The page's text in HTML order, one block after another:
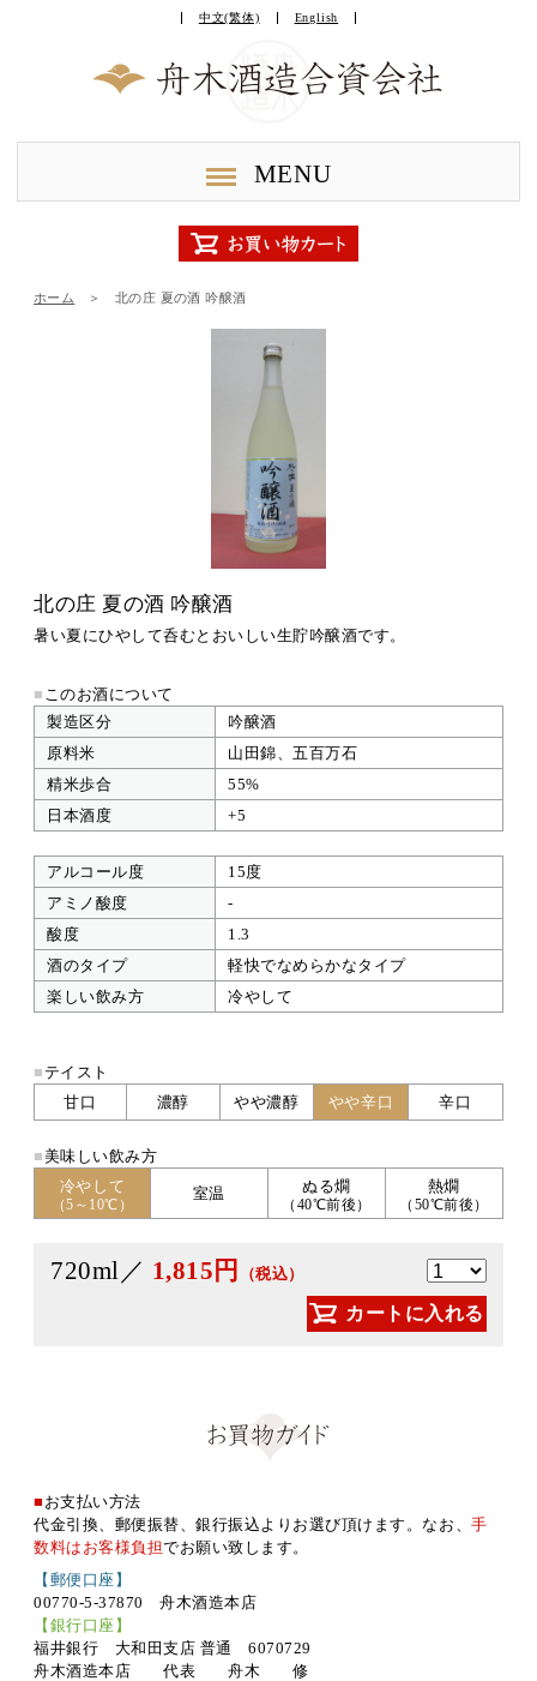
中文(繁体) English
MENU
ホーム ＞ 北の庄 夏の酒 吟醸酒
北の庄 夏の酒 吟醸酒
暑い夏にひやして呑むとおいしい生貯吟醸酒です。
■ このお酒について
製造区分
吟醸酒
原料米
山田錦、五百万石
精米歩合
55%
日本酒度
+5
アルコール度
15度
アミノ酸度
-
酸度
1.3
酒のタイプ
軽快でなめらかなタイプ
楽しい飲み方
冷やして
■ テイスト
甘口
濃醇 やや濃醇 やや辛口 辛口
■美味しい飲み方
冷やして
（5～10℃）
室温 ぬる燗
（40℃前後）
熱燗
（50℃前後）
720ml／ 1,815円 （税込）
カートに入れる
■ お支払い方法
代金引換、郵便振替、銀行振込よりお選び頂けます。なお、手
数料はお客様負担でお願い致します。
【郵便口座】
00770-5-37870 舟木酒造本店
【銀行口座】
福井銀行 大和田支店 普通 6070729
舟木酒造本店 代表 舟木 修